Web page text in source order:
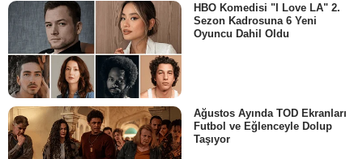
HBO Komedisi "I Love LA" 2.
Sezon Kadrosuna 6 Yeni
Oyuncu Dahil Oldu
Ağustos Ayında TOD Ekranları
Futbol ve Eğlenceyle Dolup
Taşıyor